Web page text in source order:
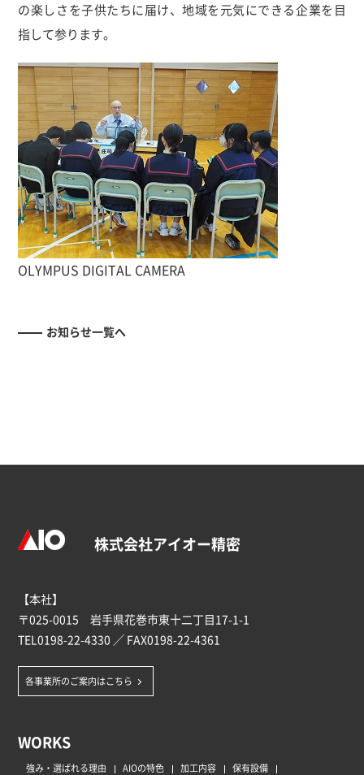
の楽しさを子供たちに届け、地域を元気にできる企業を目
指して参ります。
OLYMPUS DIGITAL CAMERA
お知らせ一覧へ
株式会社アイオー精密
【本社】
〒025-0015 岩手県花巻市東十二丁目17-1-1
TEL0198-22-4330 ／ FAX0198-22-4361
各事業所のご案内はこちら
WORKS
強み・選ばれる理由 AIOの特色 加工内容
保有設備